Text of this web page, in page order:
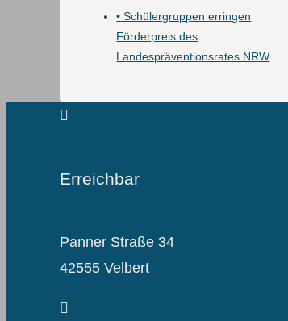
• Schülergruppen erringen
Förderpreis des
Landespräventionsrates NRW
Erreichbar
Panner Straße 34
42555 Velbert